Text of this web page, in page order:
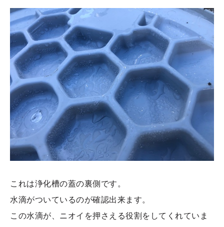
これは浄化槽の蓋の裏側です。
水滴がついているのが確認出来ます。
この水滴が、ニオイを押さえる役割をしてくれていま